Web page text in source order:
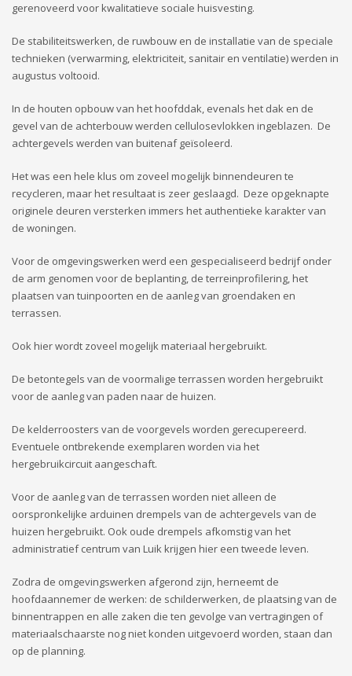
gerenoveerd voor kwalitatieve sociale huisvesting.
De stabiliteitswerken, de ruwbouw en de installatie van de speciale
technieken (verwarming, elektriciteit, sanitair en ventilatie) werden in
augustus voltooid.
In de houten opbouw van het hoofddak, evenals het dak en de
gevel van de achterbouw werden cellulosevlokken ingeblazen. De
achtergevels werden van buitenaf geïsoleerd.
Het was een hele klus om zoveel mogelijk binnendeuren te
recycleren, maar het resultaat is zeer geslaagd. Deze opgeknapte
originele deuren versterken immers het authentieke karakter van
de woningen.
Voor de omgevingswerken werd een gespecialiseerd bedrijf onder
de arm genomen voor de beplanting, de terreinprofilering, het
plaatsen van tuinpoorten en de aanleg van groendaken en
terrassen.
Ook hier wordt zoveel mogelijk materiaal hergebruikt.
De betontegels van de voormalige terrassen worden hergebruikt
voor de aanleg van paden naar de huizen.
De kelderroosters van de voorgevels worden gerecupereerd.
Eventuele ontbrekende exemplaren worden via het
hergebruikcircuit aangeschaft.
Voor de aanleg van de terrassen worden niet alleen de
oorspronkelijke arduinen drempels van de achtergevels van de
huizen hergebruikt. Ook oude drempels afkomstig van het
administratief centrum van Luik krijgen hier een tweede leven.
Zodra de omgevingswerken afgerond zijn, herneemt de
hoofdaannemer de werken: de schilderwerken, de plaatsing van de
binnentrappen en alle zaken die ten gevolge van vertragingen of
materiaalschaarste nog niet konden uitgevoerd worden, staan dan
op de planning.